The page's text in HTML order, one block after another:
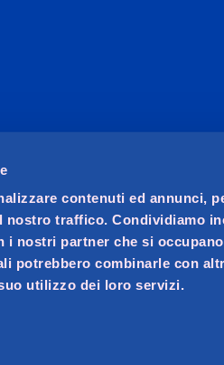
contenuti ed annunci,
nostro traffico. Condividiamo
nostri partner che si
potrebbero combinarle con
utilizzo dei loro servizi.
Accessibilità
unico. Società soggetta a